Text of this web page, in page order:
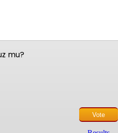
mu?